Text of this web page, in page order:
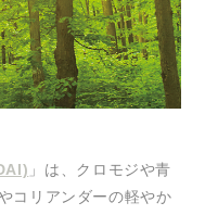
」は、クロモジや青
コリアンダーの軽やか